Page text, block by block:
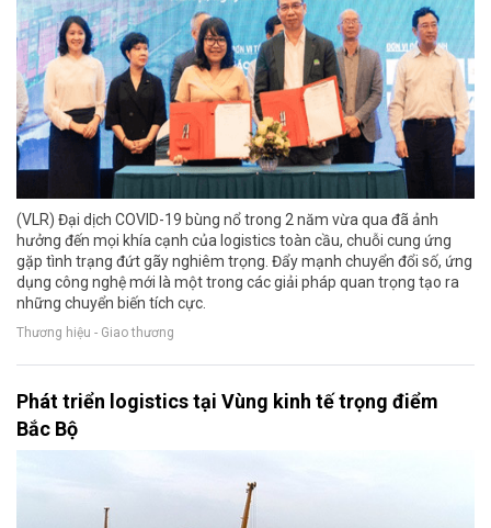
(VLR) Đại dịch COVID-19 bùng nổ trong 2 năm vừa qua đã ảnh
hưởng đến mọi khía cạnh của logistics toàn cầu, chuỗi cung ứng
gặp tình trạng đứt gãy nghiêm trọng. Đẩy mạnh chuyển đổi số, ứng
dụng công nghệ mới là một trong các giải pháp quan trọng tạo ra
những chuyển biến tích cực.
Thương hiệu - Giao thương
Phát triển logistics tại Vùng kinh tế trọng điểm
Bắc Bộ